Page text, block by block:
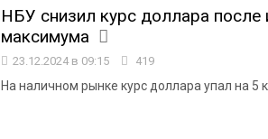
НБУ снизил курс доллара после
максимума
23.12.2024 в 09:15 419
На наличном рынке курс доллара упал на 5